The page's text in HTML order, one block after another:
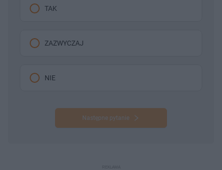
TAK
ZAZWYCZAJ
NIE
Następne pytanie